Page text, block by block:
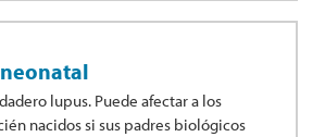
lupus. Puede afectar a los
nacidos si sus padres biológicos